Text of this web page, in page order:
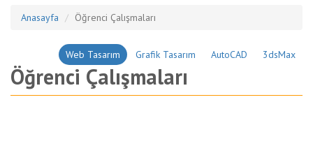
Anasayfa Öğrenci Çalışmaları
Web Tasarım Grafik Tasarım AutoCAD 3dsMax
Öğrenci Çalışmaları